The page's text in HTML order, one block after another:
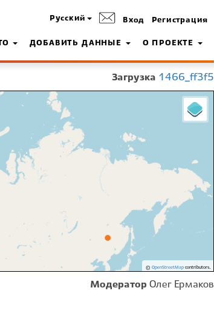
Русский Вход Регистрация
ДОБАВИТЬ ДАННЫЕ О ПРОЕКТЕ
Загрузка 1466_ff3f5
© OpenStreetMapcontributors.
Модератор Олег Ермаков